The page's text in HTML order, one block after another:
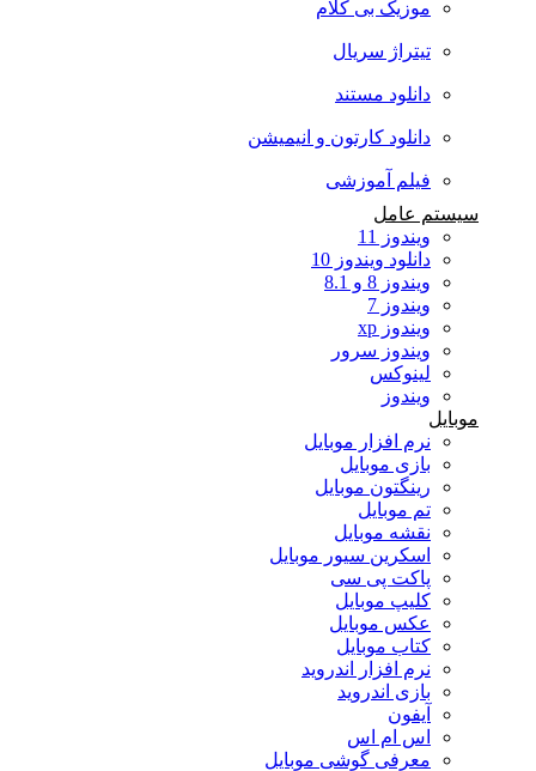
موزیک بی کلام
تیتراژ سریال
دانلود مستند
دانلود کارتون و انیمیشن
فیلم آموزشی
سیستم عامل
ویندوز 11
دانلود ویندوز 10
ویندوز 8 و 8.1
ویندوز 7
ویندوز xp
ویندوز سرور
لینوکس
ویندوز
موبایل
نرم افزار موبایل
بازی موبایل
رینگتون موبایل
تم موبایل
نقشه موبایل
اسکرین سیور موبایل
پاکت پی سی
کلیپ موبایل
عکس موبایل
کتاب موبایل
نرم افزار اندروید
بازی اندروید
آیفون
اس ام اس
معرفی گوشی موبایل